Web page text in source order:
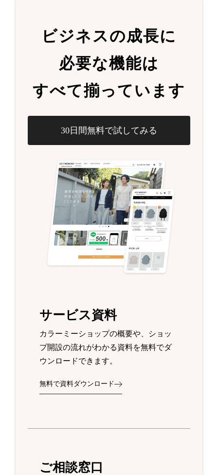
ビジネスの成長に
必要な機能は
すべて揃っています
30日間無料で試してみる
サービス資料
カラーミーショップの概要や、ショッ
プ開設の流れがわかる資料を無料でダ
ウンロードできます。
無料で資料ダウンロード
ご相談窓口